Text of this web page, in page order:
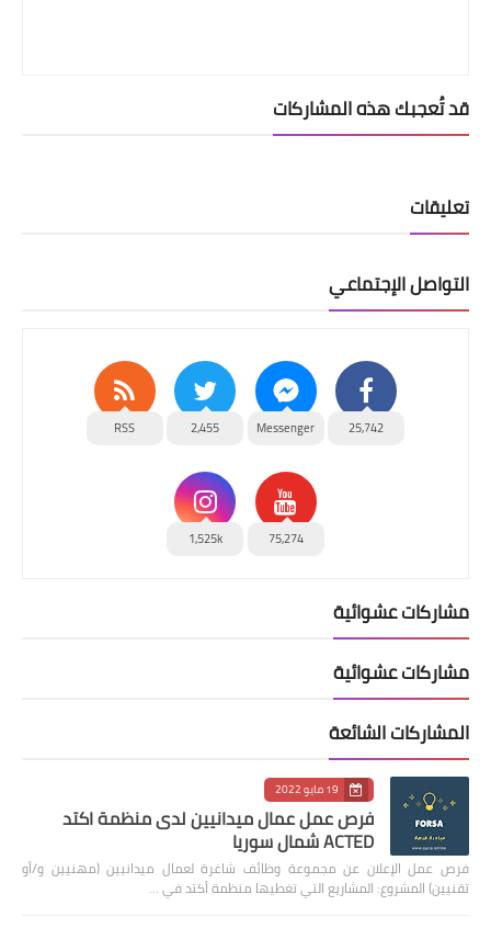
قد تُعجبك هذه المشاركات
تعليقات
التواصل الإجتماعي
25,742
Messenger
2,455
RSS
75,274
1,525k
مشاركات عشوائية
مشاركات عشوائية
المشاركات الشائعة
19 مايو 2022
فرص عمل عمال ميدانيين لدى منظمة اكتد
ACTED شمال سوريا
فرص عمل الإعلان عن مجموعة وظائف شاغرة لعمال ميدانيين (مهنيين و/أو
تقنيين) المشروع: المشاريع التي تغطيها منظمة أكتد في …